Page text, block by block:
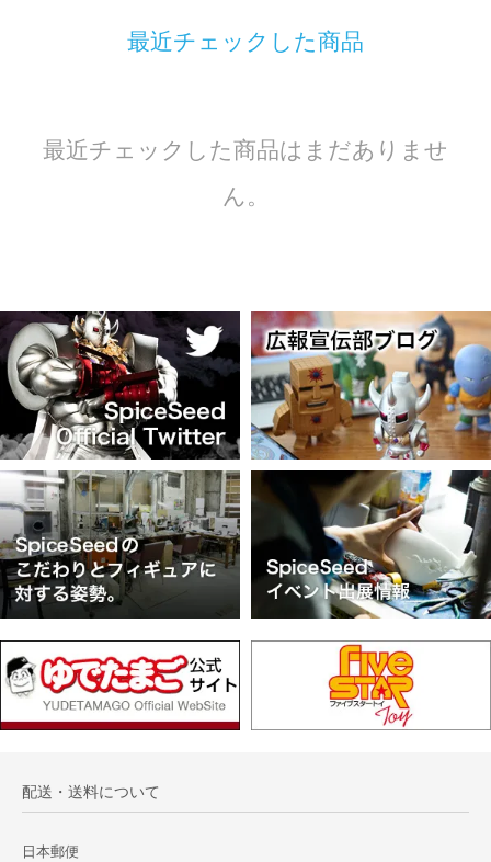
最近チェックした商品
最近チェックした商品はまだありませ
ん。
配送・送料について
日本郵便